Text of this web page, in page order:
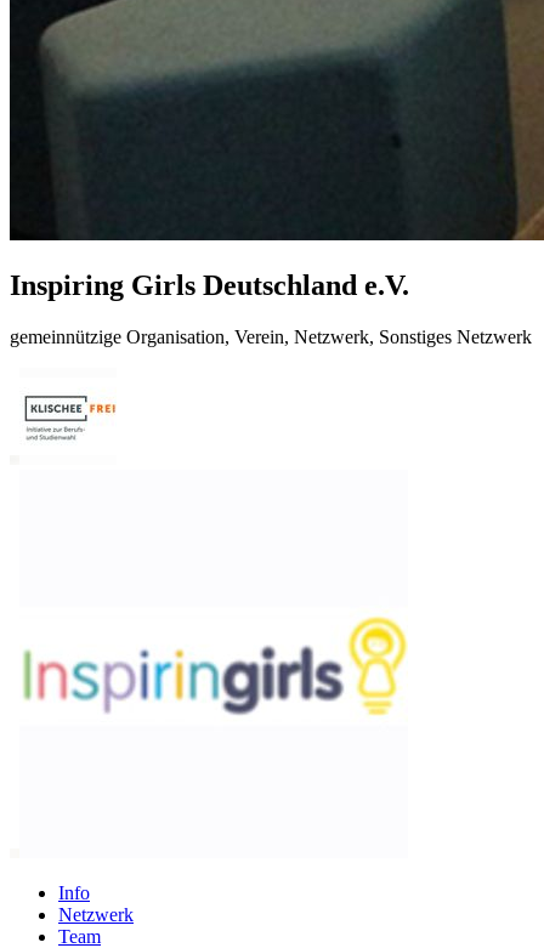
Inspiring Girls Deutschland e.V.
gemeinnützige Organisation, Verein, Netzwerk, Sonstiges Netzwerk
Info
Netzwerk
Team